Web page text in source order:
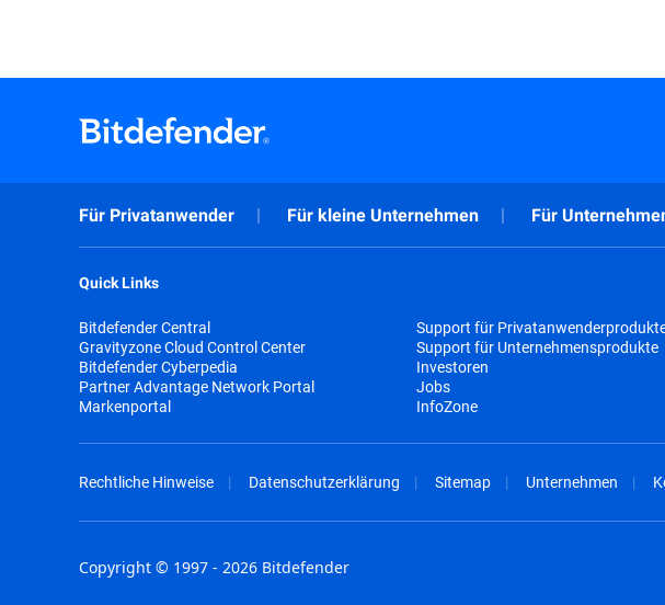
Für Privatanwender Für kleine Unternehmen Für
Quick Links
Bitdefender Central
Gravityzone Cloud Control Center
Bitdefender Cyberpedia
Partner Advantage Network Portal
Markenportal
Support für
Support für Unternehmensprodukte
Investoren
Jobs
InfoZone
Rechtliche Hinweise Datenschutzerklärung Sitemap Unternehmen
Copyright © 1997 - 2026 Bitdefender